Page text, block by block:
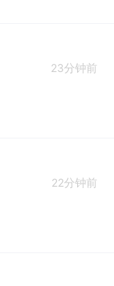
23分钟前
22分钟前